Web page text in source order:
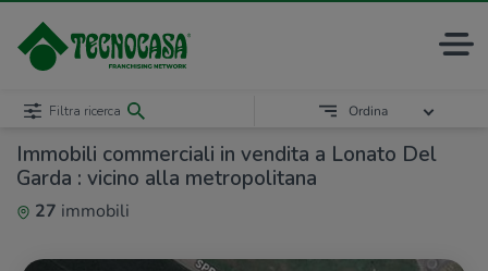
Immobili commerciali in vendita a Lonato Del
Garda : vicino alla metropolitana
27 immobili
Filtra ricerca Ordina